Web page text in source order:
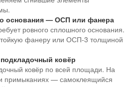
основания — ОСП или фанера
ровного сплошного основания.
фанеру или ОСП-3 толщиной
ковёр
ковёр по всей площади. На
примыканиях — самоклеящийся